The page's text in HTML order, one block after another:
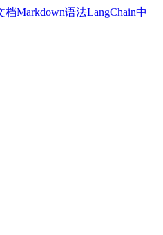
档Markdown语法LangChain中